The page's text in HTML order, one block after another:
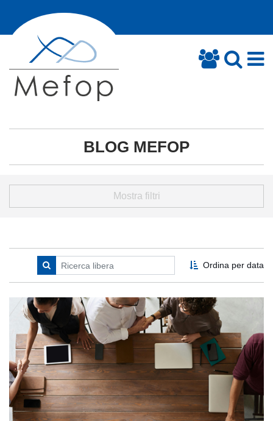
BLOG MEFOP
Mostra filtri
Ordina per data